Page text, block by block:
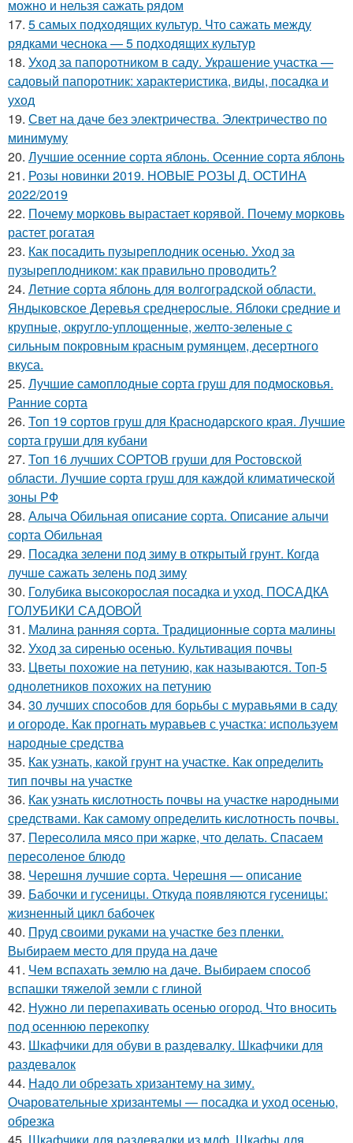
можно и нельзя сажать рядом
17. 5 самых подходящих культур. Что сажать между
рядками чеснока — 5 подходящих культур
18. Уход за папоротником в саду. Украшение участка —
садовый папоротник: характеристика, виды, посадка и
уход
19. Свет на даче без электричества. Электричество по
минимуму
20. Лучшие осенние сорта яблонь. Осенние сорта яблонь
21. Розы новинки 2019. НОВЫЕ РОЗЫ Д. ОСТИНА
2022/2019
22. Почему морковь вырастает корявой. Почему морковь
растет рогатая
23. Как посадить пузыреплодник осенью. Уход за
пузыреплодником: как правильно проводить?
24. Летние сорта яблонь для волгоградской области.
Яндыковское Деревья среднерослые. Яблоки средние и
крупные, округло-уплощенные, желто-зеленые с
сильным покровным красным румянцем, десертного
вкуса.
25. Лучшие самоплодные сорта груш для подмосковья.
Ранние сорта
26. Топ 19 сортов груш для Краснодарского края. Лучшие
сорта груши для кубани
27. Топ 16 лучших СОРТОВ груши для Ростовской
области. Лучшие сорта груш для каждой климатической
зоны РФ
28. Алыча Обильная описание сорта. Описание алычи
сорта Обильная
29. Посадка зелени под зиму в открытый грунт. Когда
лучше сажать зелень под зиму
30. Голубика высокорослая посадка и уход. ПОСАДКА
ГОЛУБИКИ САДОВОЙ
31. Малина ранняя сорта. Традиционные сорта малины
32. Уход за сиренью осенью. Культивация почвы
33. Цветы похожие на петунию, как называются. Топ-5
однолетников похожих на петунию
34. 30 лучших способов для борьбы с муравьями в саду
и огороде. Как прогнать муравьев с участка: используем
народные средства
35. Как узнать, какой грунт на участке. Как определить
тип почвы на участке
36. Как узнать кислотность почвы на участке народными
средствами. Как самому определить кислотность почвы.
37. Пересолила мясо при жарке, что делать. Спасаем
пересоленое блюдо
38. Черешня лучшие сорта. Черешня — описание
39. Бабочки и гусеницы. Откуда появляются гусеницы:
жизненный цикл бабочек
40. Пруд своими руками на участке без пленки.
Выбираем место для пруда на даче
41. Чем вспахать землю на даче. Выбираем способ
вспашки тяжелой земли с глиной
42. Нужно ли перепахивать осенью огород. Что вносить
под осеннюю перекопку
43. Шкафчики для обуви в раздевалку. Шкафчики для
раздевалок
44. Надо ли обрезать хризантему на зиму.
Очаровательные хризантемы — посадка и уход осенью,
обрезка